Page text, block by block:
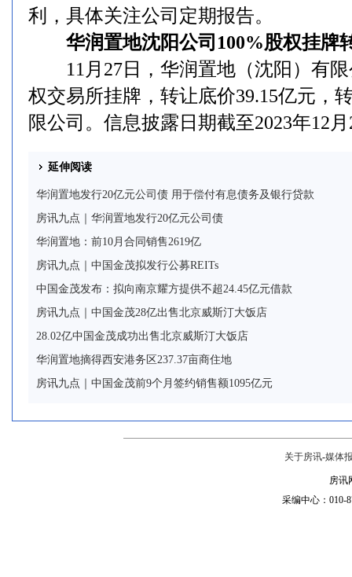
利，具体关注公司定期报告。
华润置地沈阳公司100%股权挂牌
11月27日，华润置地（沈阳）有限
权交易所挂牌，转让底价39.15亿元，
限公司。信息披露日期截至2023年12
延伸阅读
华润置地发行20亿元公司债 用于偿付有息债务及银行贷款
房讯九点｜华润置地发行20亿元公司债
华润置地：前10月合同销售2619亿
房讯九点｜中国金茂拟发行公募REITs
中国金茂发布：拟向南京耀方提供不超24.45亿元借款
房讯九点｜中国金茂28亿出售北京威斯汀大饭店
28.02亿中国金茂成功出售北京威斯汀大饭店
华润置地摘得西安港务区237.37亩商住地
房讯九点｜中国金茂前9个月签约销售额1095亿元
关于房讯-媒体
房讯
采编中心：010-